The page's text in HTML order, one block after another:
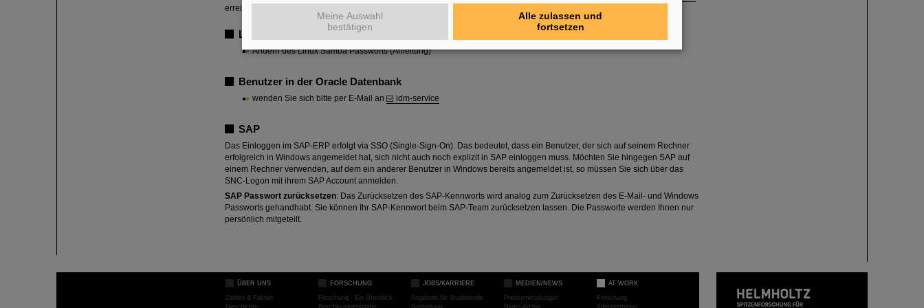
erreichbar.
Linux-Samba-Verbindung
Ändern des Linux Samba Passworts (Anleitung)
Benutzer in der Oracle Datenbank
wenden Sie sich bitte per E-Mail an idm-service
SAP
Das Einloggen im SAP-ERP erfolgt via SSO (Single-Sign-On). Das bedeutet, dass ein Benutzer, der sich auf seinem Rechner
erfolgreich in Windows angemeldet hat, sich nicht auch noch explizit in SAP einloggen muss. Möchten Sie hingegen SAP auf
einem Rechner verwenden, auf dem ein anderer Benutzer in Windows bereits angemeldet ist, so müssen Sie sich über das
SNC-Logon mit ihrem SAP Account anmelden.
SAP Passwort zurücksetzen: Das Zurücksetzen des SAP-Kennworts wird analog zum Zurücksetzen des E-Mail- und Windows
Passworts gehandhabt. Sie können Ihr SAP-Kennwort beim SAP-Team zurücksetzen lassen. Die Passworte werden Ihnen nur
persönlich mitgeteilt.
ÜBER UNS
Zahlen & Fakten
Geschichte
FORSCHUNG
Forschung - Ein Überblick
Beschleunigeranlage
JOBS/KARRIERE
Angebote für Studierende
Ausbildung
MEDIEN/NEWS
Pressemitteilungen
News-Archiv
AT WORK
Forschung
Administration
Meine Auswahl
bestätigen
Alle zulassen und
fortsetzen